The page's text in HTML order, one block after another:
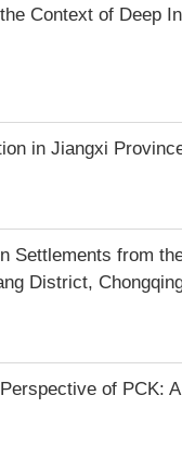
Context of Deep
in Jiangxi
Settlements from
District,
of PCK: